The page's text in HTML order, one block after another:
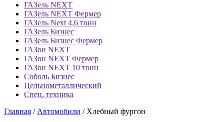
ГАЗель NEXT
ГАЗель NEXT Фермер
ГАЗель Next 4,6 тонн
ГАЗель Бизнес
ГАЗель Бизнес Фермер
ГАЗон NEXT
ГАЗон NEXT Фермер
ГАЗон NEXT 10 тонн
Соболь Бизнес
Цельнометаллический
Спец. техника
Главная / Автомобили / Хлебный фургон